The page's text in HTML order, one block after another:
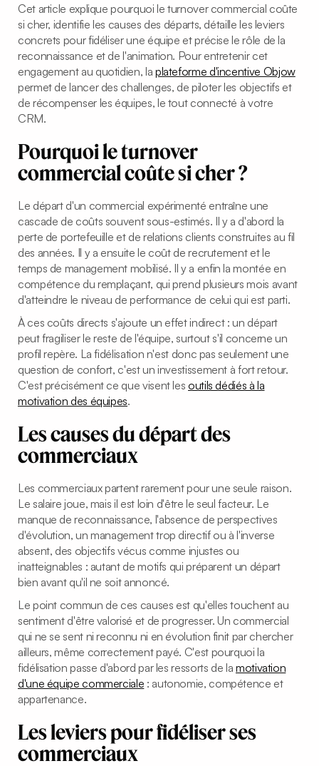
Cet article explique pourquoi le turnover commercial coûte
si cher, identifie les causes des départs, détaille les leviers
concrets pour fidéliser une équipe et précise le rôle de la
reconnaissance et de l'animation. Pour entretenir cet
engagement au quotidien, la plateforme d'incentive Objow
permet de lancer des challenges, de piloter les objectifs et
de récompenser les équipes, le tout connecté à votre
CRM.
Pourquoi le turnover
commercial coûte si cher ?
Le départ d'un commercial expérimenté entraîne une
cascade de coûts souvent sous-estimés. Il y a d'abord la
perte de portefeuille et de relations clients construites au fil
des années. Il y a ensuite le coût de recrutement et le
temps de management mobilisé. Il y a enfin la montée en
compétence du remplaçant, qui prend plusieurs mois avant
d'atteindre le niveau de performance de celui qui est parti.
À ces coûts directs s'ajoute un effet indirect : un départ
peut fragiliser le reste de l'équipe, surtout s'il concerne un
profil repère. La fidélisation n'est donc pas seulement une
question de confort, c'est un investissement à fort retour.
C'est précisément ce que visent les outils dédiés à la
motivation des équipes.
Les causes du départ des
commerciaux
Les commerciaux partent rarement pour une seule raison.
Le salaire joue, mais il est loin d'être le seul facteur. Le
manque de reconnaissance, l'absence de perspectives
d'évolution, un management trop directif ou à l'inverse
absent, des objectifs vécus comme injustes ou
inatteignables : autant de motifs qui préparent un départ
bien avant qu'il ne soit annoncé.
Le point commun de ces causes est qu'elles touchent au
sentiment d'être valorisé et de progresser. Un commercial
qui ne se sent ni reconnu ni en évolution finit par chercher
ailleurs, même correctement payé. C'est pourquoi la
fidélisation passe d'abord par les ressorts de la motivation
d'une équipe commerciale : autonomie, compétence et
appartenance.
Les leviers pour fidéliser ses
commerciaux